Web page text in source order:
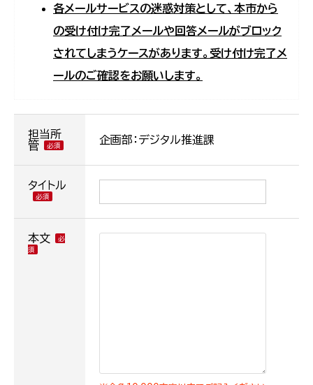
各メールサービスの迷惑対策として、本市から
の受け付け完了メールや回答メールがブロック
されてしまうケースがあります。受け付け完了メ
ールのご確認をお願いします。
担当所
管
企画部：デジタル推進課
タイトル
本文